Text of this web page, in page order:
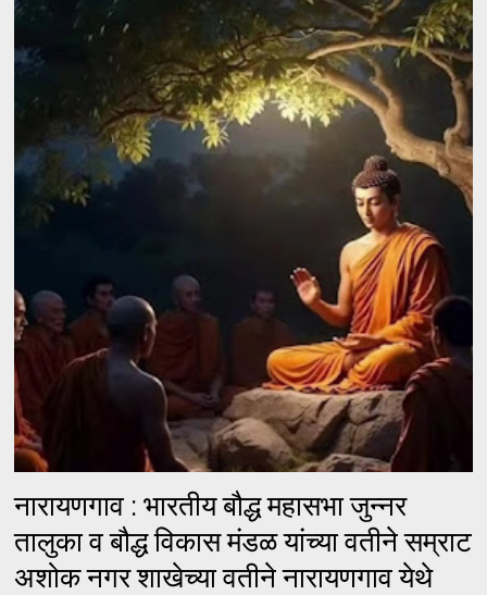
नारायणगाव : भारतीय बौद्ध महासभा जुन्नर
तालुका व बौद्ध विकास मंडळ यांच्या वतीने सम्राट
अशोक नगर शाखेच्या वतीने नारायणगाव येथे